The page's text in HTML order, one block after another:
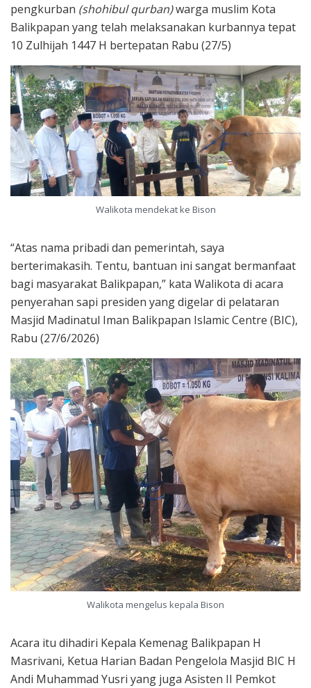
pengkurban (shohibul qurban)warga muslim Kota
Balikpapan yang telah melaksanakan kurbannya tepat
10 Zulhijah 1447 H bertepatan Rabu (27/5)
Walikota mendekat ke Bison
“Atas nama pribadi dan pemerintah, saya
berterimakasih. Tentu, bantuan ini sangat bermanfaat
bagi masyarakat Balikpapan,” kata Walikota di acara
penyerahan sapi presiden yang digelar di pelataran
Masjid Madinatul Iman Balikpapan Islamic Centre (BIC),
Rabu (27/6/2026)
Walikota mengelus kepala Bison
Acara itu dihadiri Kepala Kemenag Balikpapan H
Masrivani, Ketua Harian Badan Pengelola Masjid BIC H
Andi Muhammad Yusri yang juga Asisten II Pemkot